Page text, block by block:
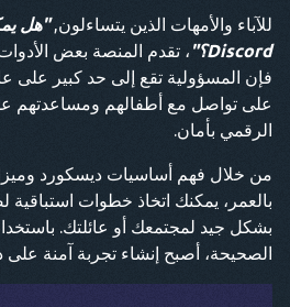
للآباء والأمهات الذين يتساءلون,"هل
Discord؟"
، تقدم المنصة بعض
فإن المسؤولية تقع إلى حد كبير على
على تواصل مع أطفالهم ومساعدتهم
الرقمي بأمان.
من خلال فهم أساسيات ديسكورد
بالعمر، يمكنك اتخاذ خطوات استباقية
بشكل جيد لمجتمعك أو عائلتك.
الصحيحة، أصبح إنشاء تجربة آمنة على